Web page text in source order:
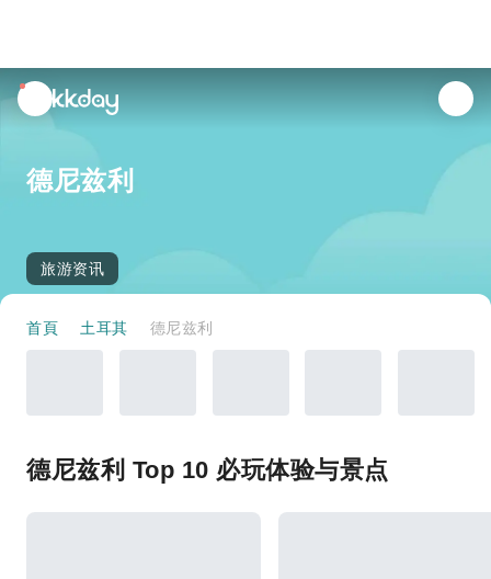
unread
notifications
德尼兹利
旅游资讯
首頁 土耳其 德尼兹利
德尼兹利 Top 10 必玩体验与景点